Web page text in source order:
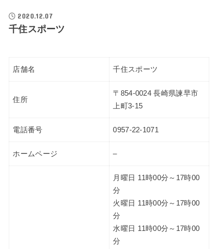
2020.12.07
千住スポーツ
店舗名 千住スポーツ
住所
〒854-0024 長崎県諫早市
上町3-15
電話番号 0957-22-1071
ホームページ –
月曜日 11時00分～17時00
分
火曜日 11時00分～17時00
分
水曜日 11時00分～17時00
分